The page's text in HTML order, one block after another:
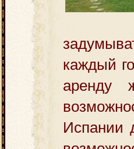
каждый
аренду
Испании